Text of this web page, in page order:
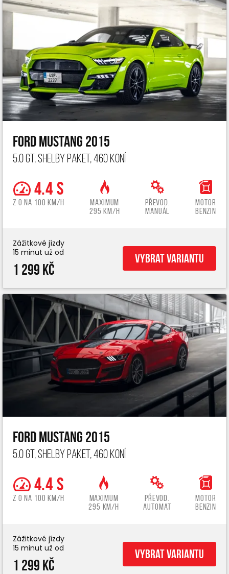
Ford Mustang 2015
5.0 GT, Shelby paket, 460 koní
4.4 s
z 0 na 100 km/h
Maximum
295 km/h
Převod.
manuál
Motor
benzin
Zážitkové jízdy
15 minut už od
1 299 Kč
Vybrat variantu
Ford Mustang 2015
5.0 GT, Shelby paket, 460 koní
4.4 s
z 0 na 100 km/h
Maximum
295 km/h
Převod.
automat
Motor
benzin
Zážitkové jízdy
15 minut už od
1 299 Kč
Vybrat variantu